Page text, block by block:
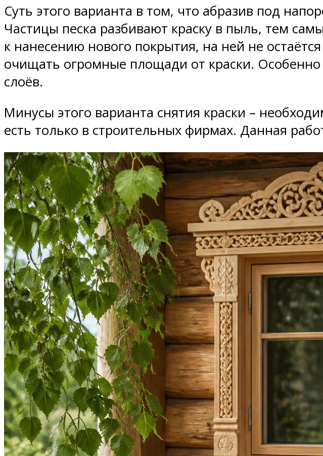
Суть этого варианта в том, что абразив под
Частицы песка разбивают краску в пыль, тем
к нанесению нового покрытия, на ней не
очищать огромные площади от краски.
слоёв.
Минусы этого варианта снятия краски –
есть только в строительных фирмах. Данная